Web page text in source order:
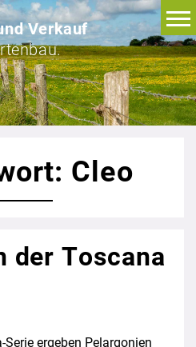
Verkauf
Cleo
der Toscana
ergeben Pelargonien